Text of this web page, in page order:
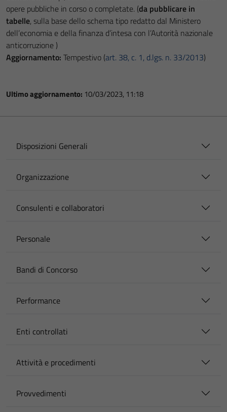
opere pubbliche in corso o completate. (da pubblicare in
tabelle, sulla base dello schema tipo redatto dal Ministero
dell’economia e della finanza d’intesa con l’Autorità nazionale
anticorruzione )
Aggiornamento: Tempestivo (art. 38, c. 1, d.lgs. n. 33/2013)
Ultimo aggiornamento: 10/03/2023, 11:18
Disposizioni Generali
Organizzazione
Consulenti e collaboratori
Personale
Bandi di Concorso
Performance
Enti controllati
Attività e procedimenti
Provvedimenti